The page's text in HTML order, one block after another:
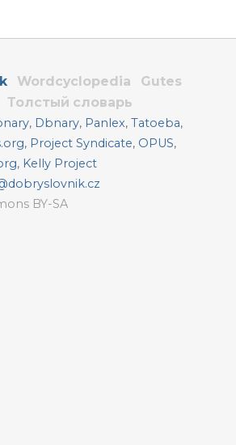
Wordcyclopedia
Gutes
Толстый словарь
, Dbnary, Panlex,Tatoeba,
, Project Syndicate, OPUS,
, Kelly Project
BY-SA